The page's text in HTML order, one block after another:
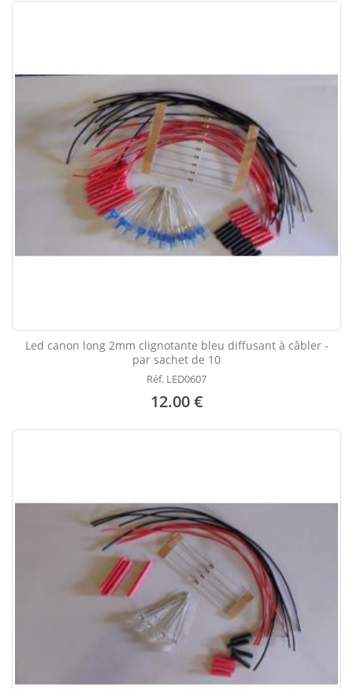
Led canon long 2mm clignotante bleu diffusant à câbler -
par sachet de 10
Réf. LED0607
12.00 €